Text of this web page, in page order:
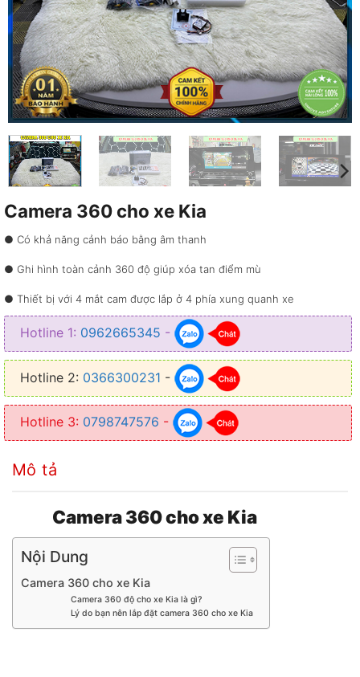
Camera 360 cho xe Kia
● Có khả năng cảnh báo bằng âm thanh
● Ghi hình toàn cảnh 360 độ giúp xóa tan điểm mù
● Thiết bị với 4 mắt cam được lắp ở 4 phía xung quanh xe
● Giúp bạn lưu lại những hình ảnh video nhanh chóng
● Giúp bạn giám sát xe 24/24 mọi lúc mọi nơi
● Hạn chế va chạm với những vật xung quanh và tránh trầy xước xe
Hotline 1: 0962665345 -
Hotline 2: 0366300231 -
Hotline 3: 0798747576 -
Mô tả
Camera 360 cho xe Kia
Nội Dung
Camera 360 cho xe Kia
Camera 360 độ cho xe Kia là gì?
Lý do bạn nên lắp đặt camera 360 cho xe Kia